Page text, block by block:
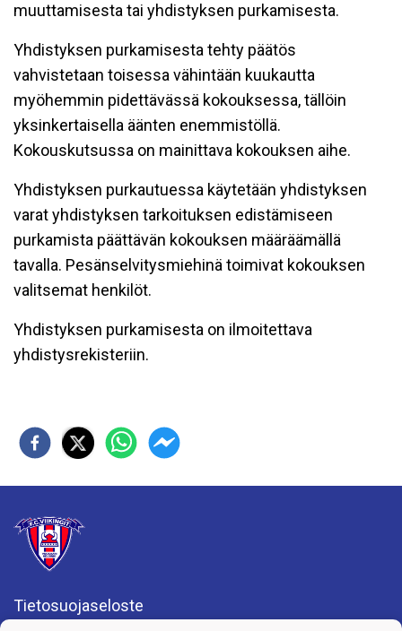
muuttamisesta tai yhdistyksen purkamisesta.
Yhdistyksen purkamisesta tehty päätös
vahvistetaan toisessa vähintään kuukautta
myöhemmin pidettävässä kokouksessa, tällöin
yksinkertaisella äänten enemmistöllä.
Kokouskutsussa on mainittava kokouksen aihe.
Yhdistyksen purkautuessa käytetään yhdistyksen
varat yhdistyksen tarkoituksen edistämiseen
purkamista päättävän kokouksen määräämällä
tavalla. Pesänselvitysmiehinä toimivat kokouksen
valitsemat henkilöt.
Yhdistyksen purkamisesta on ilmoitettava
yhdistysrekisteriin.
Tietosuojaseloste